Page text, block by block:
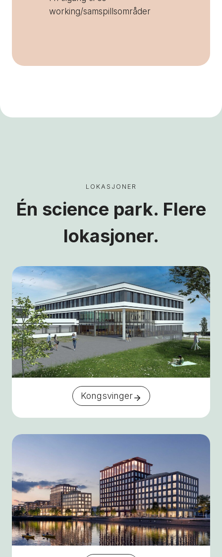
working/samspillsområder
LOKASJONER
Én science park. Flere
lokasjoner.
Kongsvinger